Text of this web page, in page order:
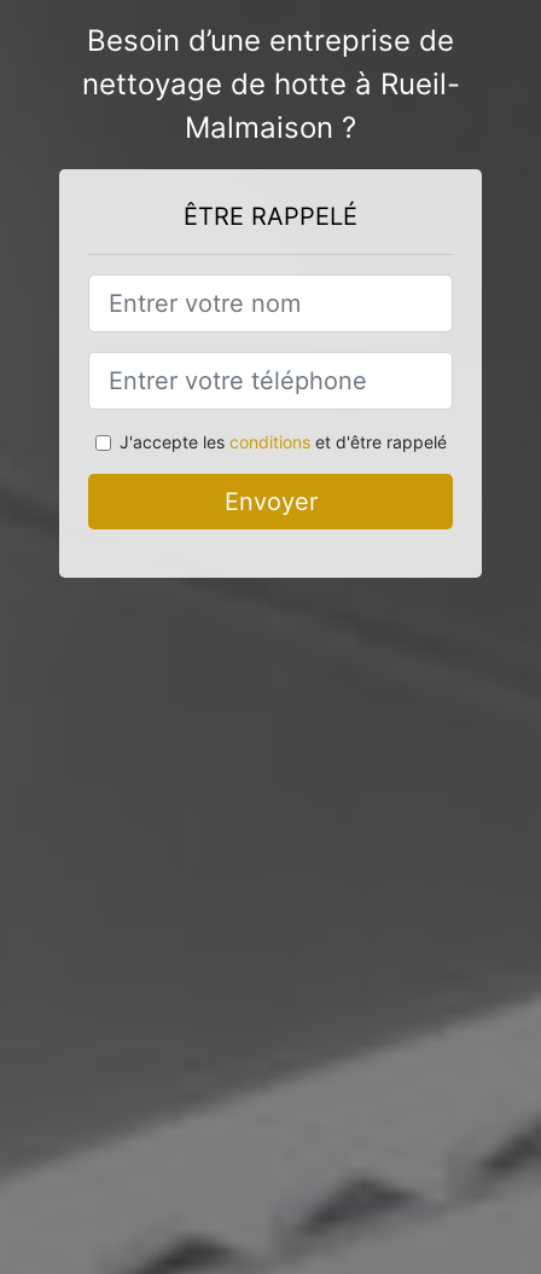
Besoin d’une entreprise de
nettoyage de hotte à Rueil-
Malmaison ?
ÊTRE RAPPELÉ
J'accepte les conditionset d'être rappelé
Envoyer